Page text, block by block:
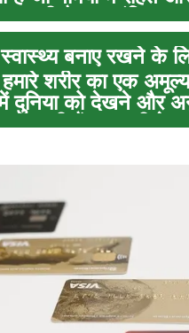
करती है। हालांकि,
एक चुन...
शरीर का एक
दुनिया को देखने और
बनाती हैं। उनकी